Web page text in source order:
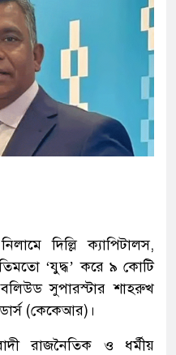
দিল্লি ক্যাপিটালস,
‘যুদ্ধ’ করে ৯ কোটি
সুপারস্টার শাহরুখ
(কেকেআর)।
রাজনৈতিক ও ধর্মীয়